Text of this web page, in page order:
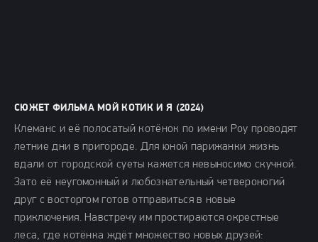
СЮЖЕТ ФИЛЬМА МОЙ КОТИК И Я (2024)
Клеманс и её полосатый котёнок по имени Роу проводят
летние дни в пригороде. Для юной парижанки жизнь
вдали от городской суеты кажется невыносимо скучной.
Зато её неугомонный и любознательный четвероногий
друг с восторгом готов отправиться в новые
приключения. Навстречу им простираются окрестные
леса, где котёнка ждёт множество новых друзей: